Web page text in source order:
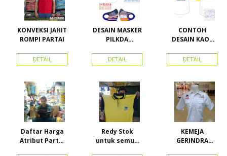
KONVEKSI JAHIT
ROMPI PARTAI
DETAIL
DESAIN MASKER
PILKDA
Calon Bupati &
Wakil Bupati
Kepulauan
DETAIL
CONTOH
DESAIN KAOS
BAHAN PE
DOUBLE
DETAIL
Daftar Harga
Atribut Partai
Redy Stok
untuk semua
KEMEJA
GERINDRA